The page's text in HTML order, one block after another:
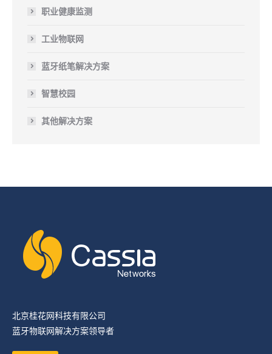
职业健康监测
工业物联网
蓝牙纸笔解决方案
智慧校园
其他解决方案
北京桂花网科技有限公司
蓝牙物联网解决方案领导者